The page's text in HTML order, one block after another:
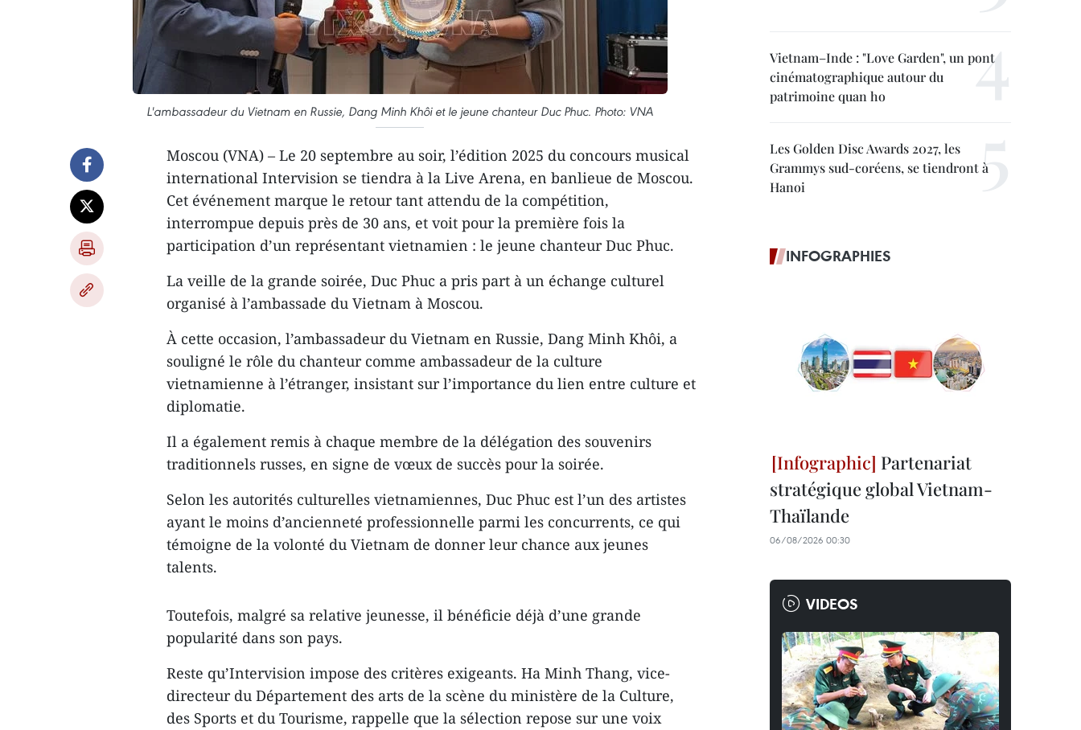
L'ambassadeur du Vietnam en Russie, Dang Minh Khôi et le jeune chanteur Duc Phuc. Photo: VNA
Moscou (VNA) – Le 20 septembre au soir, l’édition 2025 du concours musical
international Intervision se tiendra à la Live Arena, en banlieue de Moscou.
Cet événement marque le retour tant attendu de la compétition,
interrompue depuis près de 30 ans, et voit pour la première fois la
participation d’un représentant vietnamien : le jeune chanteur Duc Phuc.
La veille de la grande soirée, Duc Phuc a pris part à un échange culturel
organisé à l’ambassade du Vietnam à Moscou.
À cette occasion, l’ambassadeur du Vietnam en Russie, Dang Minh Khôi, a
souligné le rôle du chanteur comme ambassadeur de la culture
vietnamienne à l’étranger, insistant sur l’importance du lien entre culture et
diplomatie.
Il a également remis à chaque membre de la délégation des souvenirs
traditionnels russes, en signe de vœux de succès pour la soirée.
Selon les autorités culturelles vietnamiennes, Duc Phuc est l’un des artistes
ayant le moins d’ancienneté professionnelle parmi les concurrents, ce qui
témoigne de la volonté du Vietnam de donner leur chance aux jeunes
talents.
Toutefois, malgré sa relative jeunesse, il bénéficie déjà d’une grande
popularité dans son pays.
Reste qu’Intervision impose des critères exigeants. Ha Minh Thang, vice-
directeur du Département des arts de la scène du ministère de la Culture,
des Sports et du Tourisme, rappelle que la sélection repose sur une voix
Vietnam–Inde : "Love Garden", un pont
cinématographique autour du
patrimoine quan ho
Les Golden Disc Awards 2027, les
Grammys sud-coréens, se tiendront à
Hanoi
INFOGRAPHIES
Partenariat
stratégique global Vietnam-
Thaïlande
06/08/2026 00:30
VIDEOS